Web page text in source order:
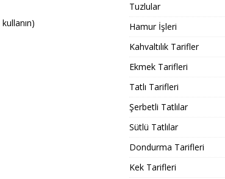
Tuzlular
Hamur İşleri
Kahvaltılık Tarifler
Ekmek Tarifleri
Tatlı Tarifleri
Şerbetli Tatlılar
Sütlü Tatlılar
Dondurma Tarifleri
Kek Tarifleri